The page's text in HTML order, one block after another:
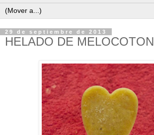
29 de septiembre de 2013
HELADO DE MELOCOTON